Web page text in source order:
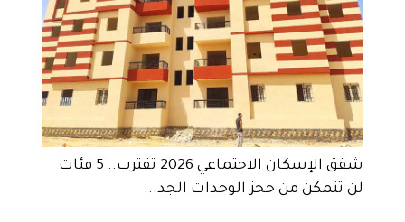
شقق الإسكان الاجتماعي 2026 تقترب.. 5 فئات
لن تتمكن من حجز الوحدات الجد...